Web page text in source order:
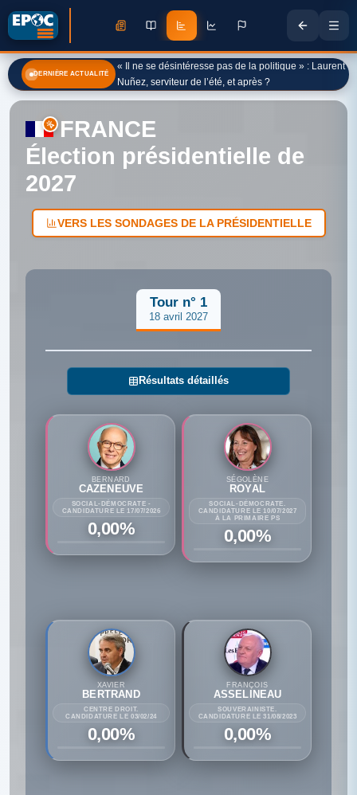
DERNIÈRE ACTUALITÉ
« Il ne se désintéresse pas de la politique » : Laurent
Nuñez, serviteur de l’été, et après ?
FRANCE
Élection présidentielle de
2027
VERS LES SONDAGES DE LA PRÉSIDENTIELLE
Tour n° 1
18 avril 2027
Résultats détaillés
BERNARD
CAZENEUVE
SOCIAL-DÉMOCRATE -
CANDIDATURE LE 17/07/2026
0,00%
SÉGOLÈNE
ROYAL
SOCIAL-DÉMOCRATE.
CANDIDATURE LE 10/07/2027
À LA PRIMAIRE PS
0,00%
XAVIER
BERTRAND
CENTRE DROIT.
CANDIDATURE LE 03/02/24
0,00%
FRANÇOIS
ASSELINEAU
SOUVERAINISTE.
CANDIDATURE LE 31/08/2023
0,00%